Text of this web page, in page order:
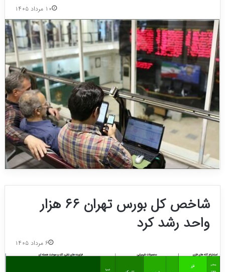
۱۰ مرداد ۱۴۰۵
شاخص کل بورس تهران ۶۶ هزار
واحد رشد کرد
۶ مرداد ۱۴۰۵